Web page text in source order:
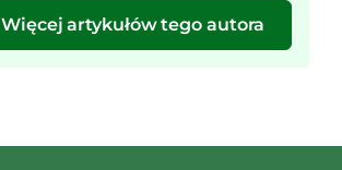
Więcej artykułów tego autora